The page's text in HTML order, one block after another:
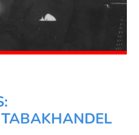
TABAKHANDEL